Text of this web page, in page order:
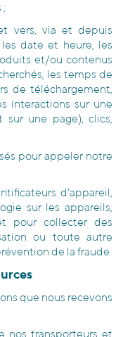
vers, via et depuis
date et heure, les
et/ou contenus
les temps de
de téléchargement,
interactions sur une
sur une page), clics,
pour appeler notre
d'appareil,
sur les appareils,
pour collecter des
ou toute autre
de la fraude.
que nous recevons
nos transporteurs et